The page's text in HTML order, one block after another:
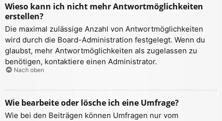
Wieso kann ich nicht mehr Antwortmöglichkeiten
erstellen?
Die maximal zulässige Anzahl von Antwortmöglichkeiten
wird durch die Board-Administration festgelegt. Wenn du
glaubst, mehr Antwortmöglichkeiten als zugelassen zu
benötigen, kontaktiere einen Administrator.
Nach oben
Wie bearbeite oder lösche ich eine Umfrage?
Wie bei den Beiträgen können Umfragen nur vom